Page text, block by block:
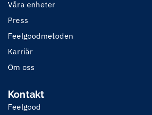
Våra enheter
Press
Feelgoodmetoden
Karriär
Om oss
Kontakt
Feelgood